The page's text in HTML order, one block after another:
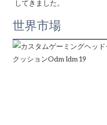
世界市場